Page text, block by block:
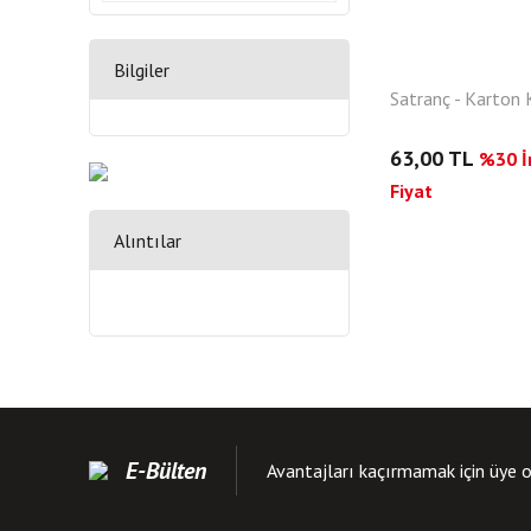
Bilgiler
Alıntılar
Satranç - Karton
63,00 TL %30
Fiyat
E-Bülten Avantajları kaçırmamak için üye